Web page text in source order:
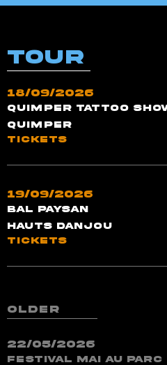
TOUR
18/09/2026
Quimper Tattoo
Quimper
TICKETS
19/09/2026
Bal Paysan
Hauts dAnjou
TICKETS
older
22/05/2026
Festival Mai Au Parc